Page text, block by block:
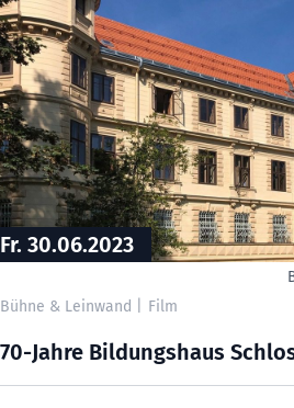
Fr. 30.06.2023
Bühne & Leinwand
Film
70-Jahre Bildungshaus